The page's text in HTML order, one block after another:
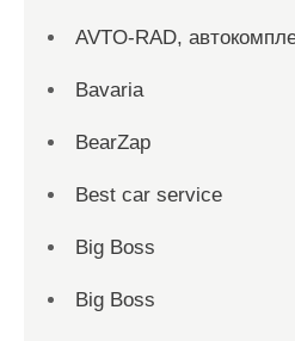
AVTO-RAD,
Bavaria
BearZap
Best car service
Big Boss
Big Boss